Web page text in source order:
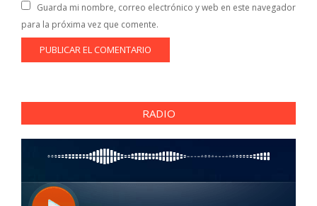
Guarda mi nombre, correo electrónico y web en este navegador
para la próxima vez que comente.
RADIO